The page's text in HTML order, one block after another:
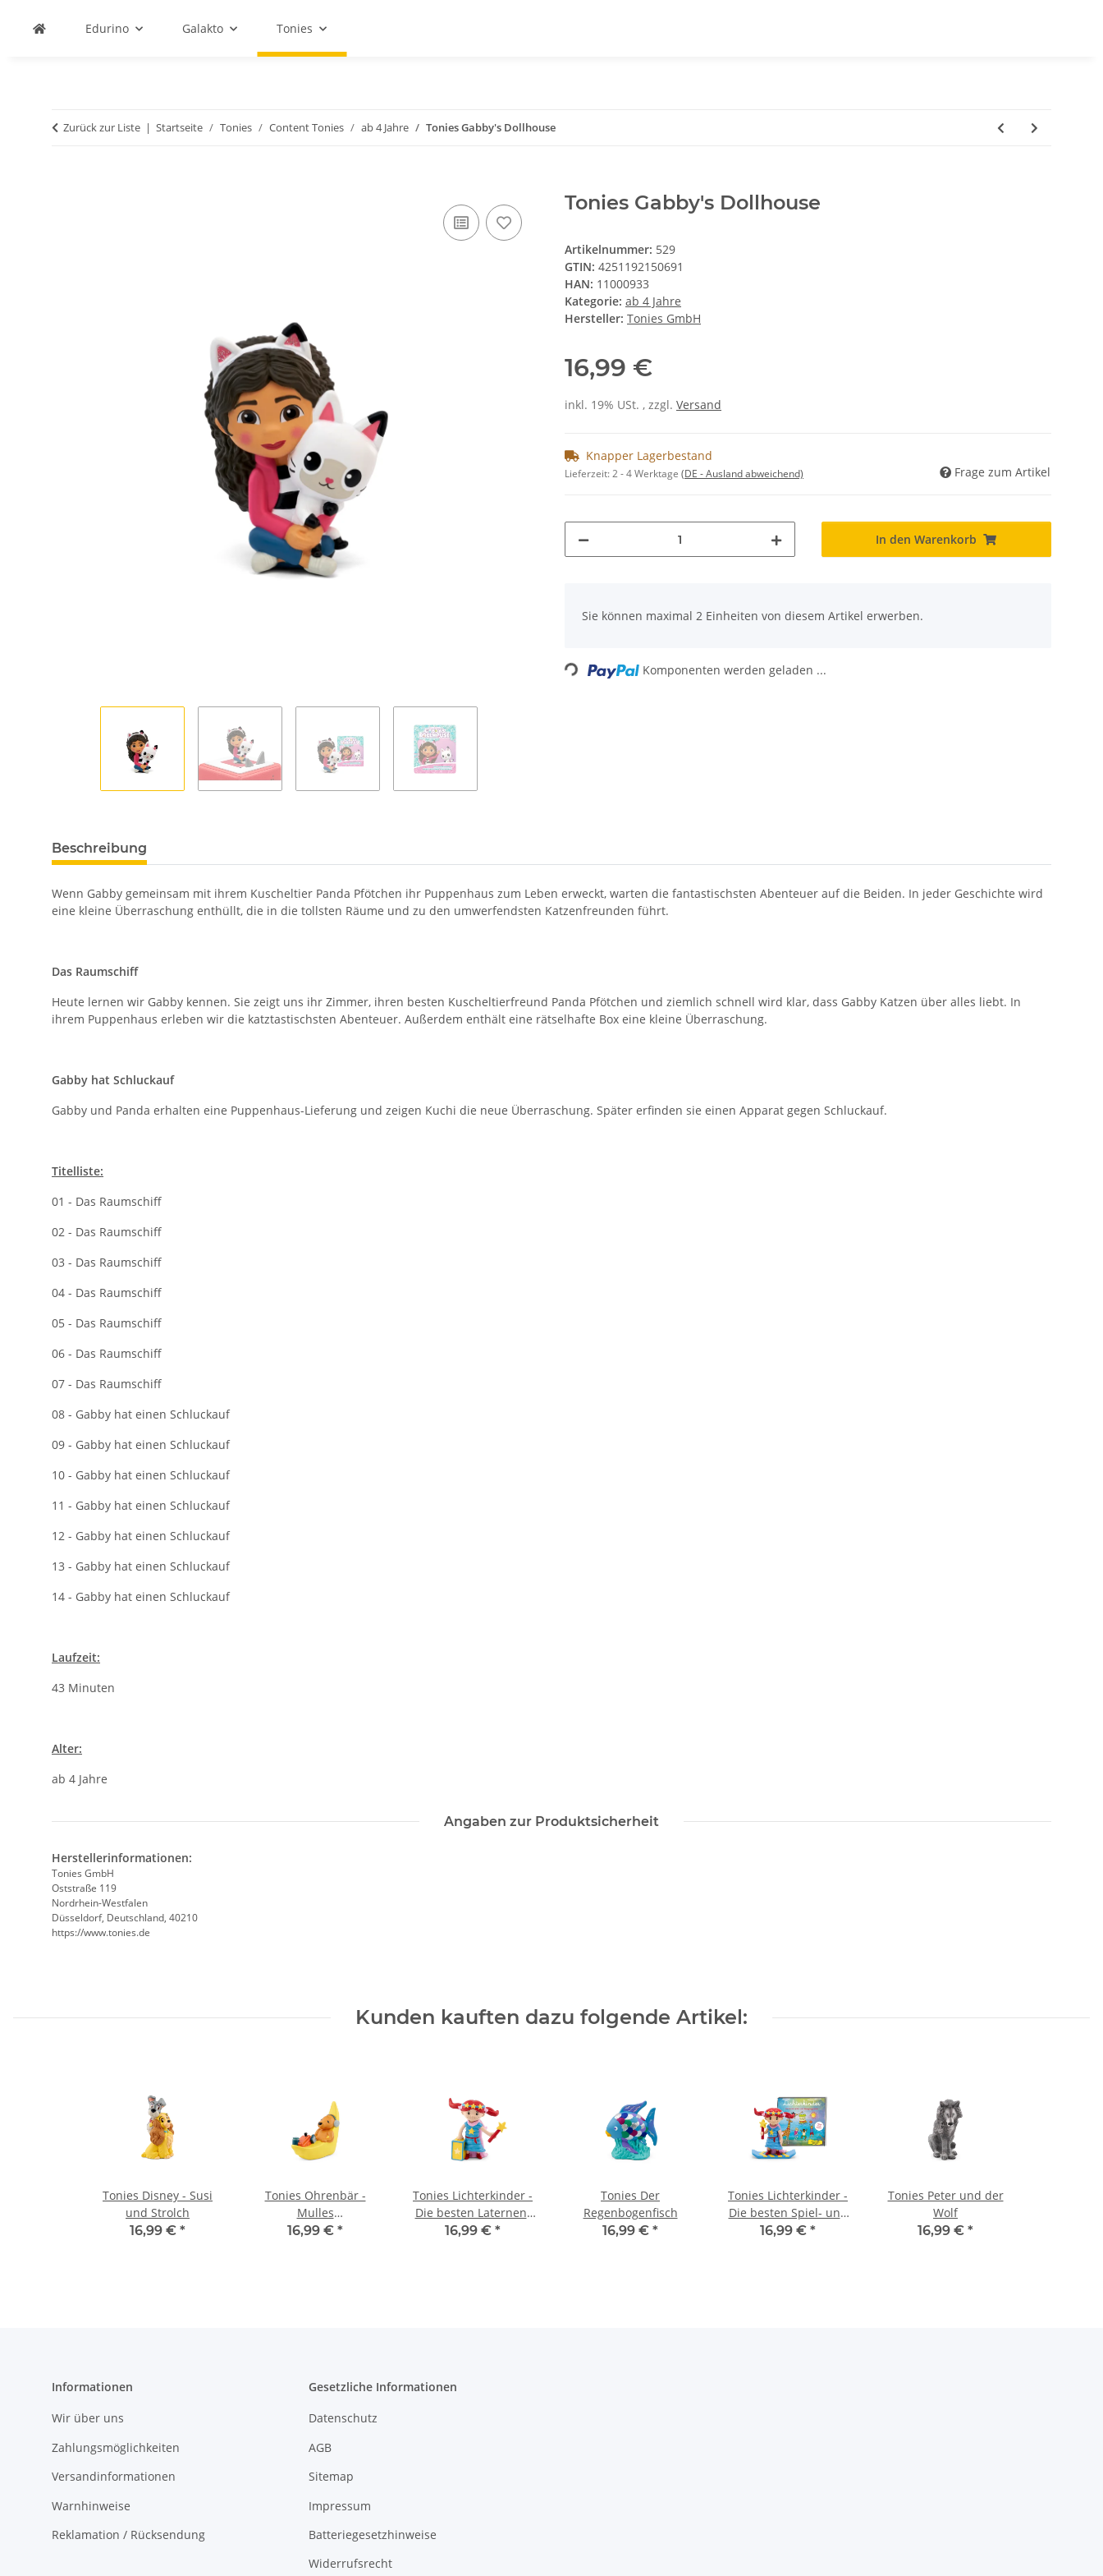
Edurino Galakto Tonies
Zurück zur Liste Startseite Tonies Content Tonies ab 4 Jahre Tonies Gabby's Dollhouse
Tonies Gabby's Dollhouse
Artikelnummer: 529
GTIN: 4251192150691
HAN: 11000933
Kategorie: ab 4 Jahre
Hersteller: Tonies GmbH
16,99 €
inkl. 19% USt. , zzgl. Versand
Knapper Lagerbestand
Lieferzeit:2 - 4 Werktage (DE - Ausland abweichend) Frage zum Artikel
In den Warenkorb
Sie können maximal 2 Einheiten von diesem Artikel erwerben.
Loading... Komponenten werden geladen ...
Beschreibung
Wenn Gabby gemeinsam mit ihrem Kuscheltier Panda Pfötchen ihr Puppenhaus zum Leben erweckt, warten die fantastischsten Abenteuer auf die Beiden. In jeder Geschichte wird
eine kleine Überraschung enthüllt, die in die tollsten Räume und zu den umwerfendsten Katzenfreunden führt.
Das Raumschiff
Heute lernen wir Gabby kennen. Sie zeigt uns ihr Zimmer, ihren besten Kuscheltierfreund Panda Pfötchen und ziemlich schnell wird klar, dass Gabby Katzen über alles liebt. In
ihrem Puppenhaus erleben wir die katztastischsten Abenteuer. Außerdem enthält eine rätselhafte Box eine kleine Überraschung.
Gabby hat Schluckauf
Gabby und Panda erhalten eine Puppenhaus-Lieferung und zeigen Kuchi die neue Überraschung. Später erfinden sie einen Apparat gegen Schluckauf.
Titelliste:
01 - Das Raumschiff
02 - Das Raumschiff
03 - Das Raumschiff
04 - Das Raumschiff
05 - Das Raumschiff
06 - Das Raumschiff
07 - Das Raumschiff
08 - Gabby hat einen Schluckauf
09 - Gabby hat einen Schluckauf
10 - Gabby hat einen Schluckauf
11 - Gabby hat einen Schluckauf
12 - Gabby hat einen Schluckauf
13 - Gabby hat einen Schluckauf
14 - Gabby hat einen Schluckauf
Laufzeit:
43 Minuten
Alter:
ab 4 Jahre
Angaben zur Produktsicherheit
Herstellerinformationen:
Tonies GmbH
Oststraße 119
Nordrhein-Westfalen
Düsseldorf, Deutschland, 40210
https://www.tonies.de
Kunden kauften dazu folgende Artikel:
Tonies Disney - Susi
und Strolch
16,99 € *
Tonies Ohrenbär -
Mulles
Zaubersteinchen
16,99 € *
Tonies Lichterkinder -
Die besten Laternen-
und Herbstlieder
16,99 € *
Tonies Der
Regenbogenfisch
16,99 € *
Tonies Lichterkinder -
Die besten Spiel- und
Bewegungslieder
16,99 € *
Tonies Peter und der
Wolf
16,99 € *
Informationen
Wir über uns
Zahlungsmöglichkeiten
Versandinformationen
Warnhinweise
Reklamation / Rücksendung
Gesetzliche Informationen
Datenschutz
AGB
Sitemap
Impressum
Batteriegesetzhinweise
Widerrufsrecht